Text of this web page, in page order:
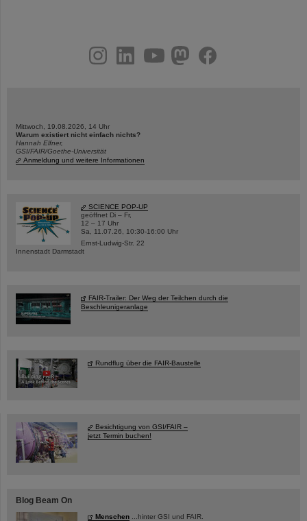
youtubehelmholtz.socialfacebook
Mittwoch, 19.08.2026, 14 Uhr
Warum existiert nicht einfach nichts?
Hannah Elfner,
GSI/FAIR/Goethe-Universität
Anmeldung und weitere Informationen
SCIENCE POP-UP
geöffnet Di – Fr,
12 – 17 Uhr
Sa, 11.07.26, 10:30-16:00 Uhr
Ernst-Ludwig-Str. 22
Innenstadt Darmstadt
FAIR-Trailer: Der Weg der Teilchen durch die
Beschleunigeranlage
Rundflug über die FAIR-Baustelle
Besichtigung von GSI/FAIR –
jetzt Termin buchen!
Blog Beam On
Menschen ...hinter GSI und FAIR.